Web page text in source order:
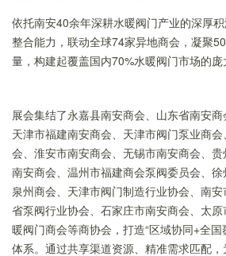
依托南安40余年深耕水暖阀门产业的深厚
整合能力，联动全球74家异地商会，凝聚
量，构建起覆盖国内70%水暖阀门市场的庞
展会集结了永嘉县南安商会、山东省南安商
天津市福建南安商会、天津市阀门泵业商
会、淮安市南安商会、无锡市南安商会、
南安商会、温州市福建商会泵阀委员会、
泉州商会、天津市阀门制造行业协会、南
省泵阀行业协会、石家庄市南安商会、太
暖阀门商会等商协会，打造“区域协同+全
体系。通过共享渠道资源、精准需求匹配